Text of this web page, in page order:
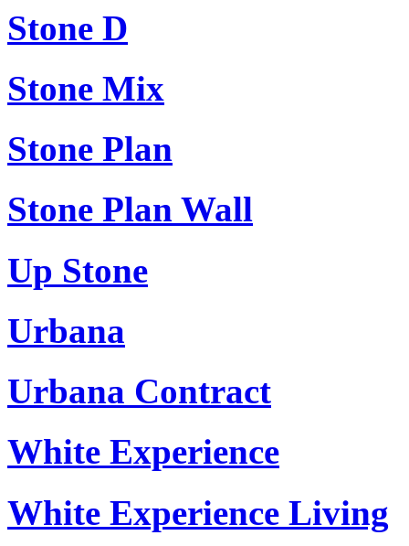
Stone D
Stone Mix
Stone Plan
Stone Plan Wall
Up Stone
Urbana
Urbana Contract
White Experience
White Experience Living